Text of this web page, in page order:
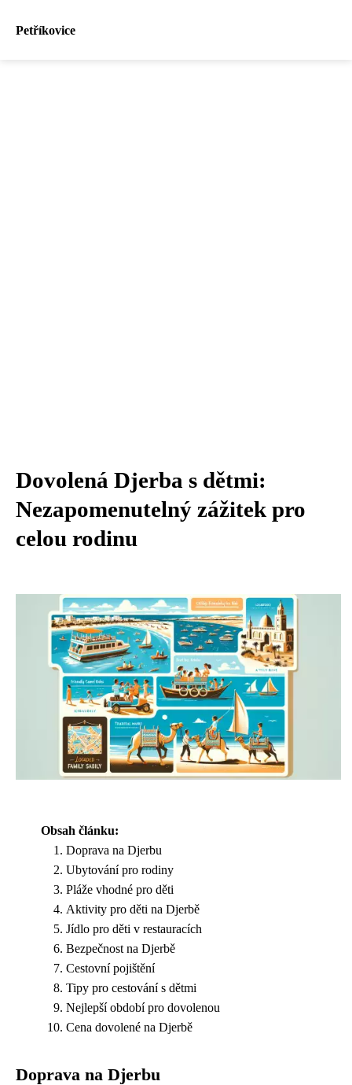
Petříkovice
Dovolená Djerba s dětmi:
Nezapomenutelný zážitek pro
celou rodinu
Obsah článku:
Doprava na Djerbu
Ubytování pro rodiny
Pláže vhodné pro děti
Aktivity pro děti na Djerbě
Jídlo pro děti v restauracích
Bezpečnost na Djerbě
Cestovní pojištění
Tipy pro cestování s dětmi
Nejlepší období pro dovolenou
Cena dovolené na Djerbě
Doprava na Djerbu